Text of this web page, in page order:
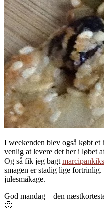
I weekenden blev også købt
venlig at levere det her i løbet
Og så fik jeg bagt marcipankiks
smagen er stadig lige
julesmåkage.
God mandag – den
🙂